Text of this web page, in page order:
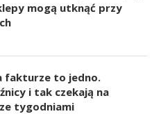
mogą utknąć przy
fakturze to jedno.
i tak czekają na
tygodniami